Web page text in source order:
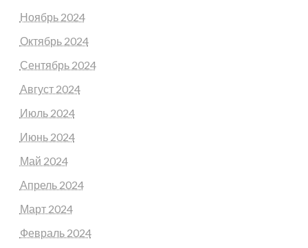
Ноябрь 2024
Октябрь 2024
Сентябрь 2024
Август 2024
Июль 2024
Июнь 2024
Май 2024
Апрель 2024
Март 2024
Февраль 2024